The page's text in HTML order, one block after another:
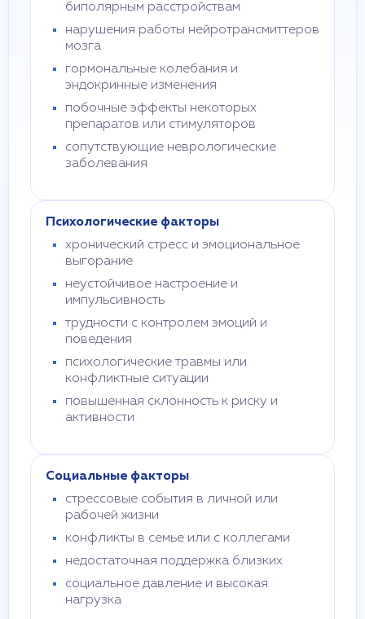
биполярным расстройствам
нарушения работы нейротрансмиттеров
мозга
гормональные колебания и
эндокринные изменения
побочные эффекты некоторых
препаратов или стимуляторов
сопутствующие неврологические
заболевания
Психологические факторы
хронический стресс и эмоциональное
выгорание
неустойчивое настроение и
импульсивность
трудности с контролем эмоций и
поведения
психологические травмы или
конфликтные ситуации
повышенная склонность к риску и
активности
Социальные факторы
стрессовые события в личной или
рабочей жизни
конфликты в семье или с коллегами
недостаточная поддержка близких
социальное давление и высокая
нагрузка